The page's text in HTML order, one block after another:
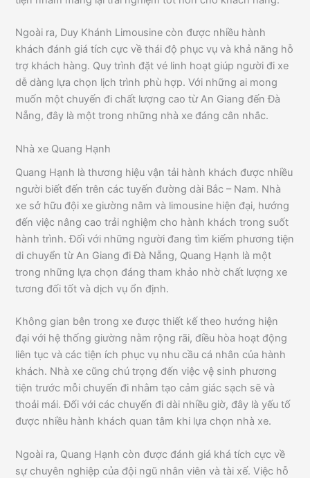
Ngoài ra, Duy Khánh Limousine còn được nhiều hành
khách đánh giá tích cực về thái độ phục vụ và khả năng hỗ
trợ khách hàng. Quy trình đặt vé linh hoạt giúp người đi xe
dễ dàng lựa chọn lịch trình phù hợp. Với những ai mong
muốn một chuyến đi chất lượng cao từ An Giang đến Đà
Nẵng, đây là một trong những nhà xe đáng cân nhắc.
Nhà xe Quang Hạnh
Quang Hạnh là thương hiệu vận tải hành khách được nhiều
người biết đến trên các tuyến đường dài Bắc – Nam. Nhà
xe sở hữu đội xe giường nằm và limousine hiện đại, hướng
đến việc nâng cao trải nghiệm cho hành khách trong suốt
hành trình. Đối với những người đang tìm kiếm phương tiện
di chuyển từ An Giang đi Đà Nẵng, Quang Hạnh là một
trong những lựa chọn đáng tham khảo nhờ chất lượng xe
tương đối tốt và dịch vụ ổn định.
Không gian bên trong xe được thiết kế theo hướng hiện
đại với hệ thống giường nằm rộng rãi, điều hòa hoạt động
liên tục và các tiện ích phục vụ nhu cầu cá nhân của hành
khách. Nhà xe cũng chú trọng đến việc vệ sinh phương
tiện trước mỗi chuyến đi nhằm tạo cảm giác sạch sẽ và
thoải mái. Đối với các chuyến đi dài nhiều giờ, đây là yếu tố
được nhiều hành khách quan tâm khi lựa chọn nhà xe.
Ngoài ra, Quang Hạnh còn được đánh giá khá tích cực về
sự chuyên nghiệp của đội ngũ nhân viên và tài xế. Việc hỗ